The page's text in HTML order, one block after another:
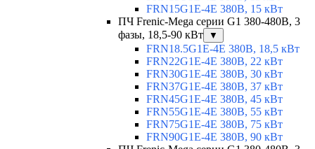
FRN15G1E-4E 380В, 15 кВт
ПЧ Frenic-Mega серии G1 380-480В, 3
фазы, 18,5-90 кВт
▼
FRN18.5G1E-4E 380В, 18,5 кВт
FRN22G1E-4E 380В, 22 кВт
FRN30G1E-4E 380В, 30 кВт
FRN37G1E-4E 380В, 37 кВт
FRN45G1E-4E 380В, 45 кВт
FRN55G1E-4E 380В, 55 кВт
FRN75G1E-4E 380В, 75 кВт
FRN90G1E-4E 380В, 90 кВт